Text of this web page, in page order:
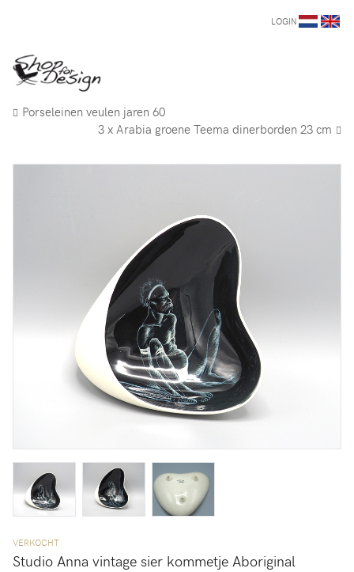
LOGIN
Porseleinen veulen jaren 60
3 x Arabia groene Teema dinerborden 23 cm
VERKOCHT
Studio Anna vintage sier kommetje Aboriginal